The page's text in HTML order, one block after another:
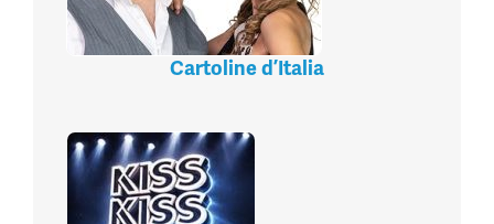
Cartoline d’Italia